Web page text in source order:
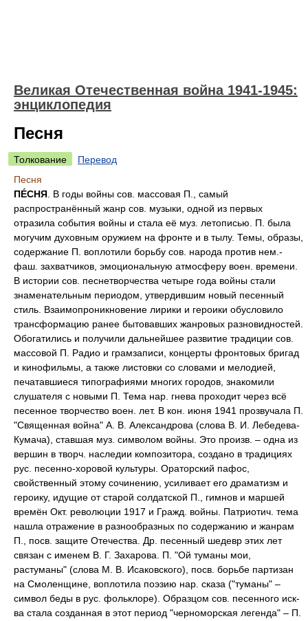
Великая Отечественная война 1941-1945:
энциклопедия
Песня
Толкование
Перевод
Песня
ПÉСНЯ . В годы войны сов. массовая П., самый
распространённый жанр сов. музыки, одной из первых
отразила события войны и стала её муз. летописью. П. была
могучим духовным оружием на фронте и в тылу. Темы, образы,
содержание П. воплотили борьбу сов. народа против нем.-
фаш. захватчиков, эмоциональную атмосферу воен. времени.
В истории сов. песнетворчества четыре года войны стали
знаменательным периодом, утвердившим новый песенный
стиль. Взаимопроникновение лирики и героики обусловило
трансформацию ранее бытовавших жанровых разновидностей.
Обогатились и получили дальнейшее развитие традиции сов.
массовой П. Радио и грамзаписи, концерты фронтовых бригад
и кинофильмы, а также листовки со словами и мелодией,
печатавшиеся типографиями многих городов, знакомили
слушателя с новыми П. Тема нар. гнева проходит через всё
песенное творчество воен. лет. В кон. июня 1941 прозвучала П.
"Священная война" А. В. Александрова (слова В. И. Лебедева-
Кумача), ставшая муз. символом войны. Это произв. – одна из
вершин в творч. наследии композитора, создано в традициях
рус. песенно-хоровой культуры. Ораторский пафос,
свойственный этому сочинению, усиливает его драматизм и
героику, идущие от старой солдатской П., гимнов и маршей
времён Οкт. революции 1917 и Гражд. войны. Патриотич. тема
нашла отражение в разнообразных по содержанию и жанрам
П., посв. защите Отечества. Др. песенный шедевр этих лет
связан с именем В. Г. Захарова. П. "Ой туманы мои,
растуманы" (слова М. В. Исаковского), посв. борьбе партизан
на Смоленщине, воплотила поэзию нар. сказа ("туманы" –
символ беды в рус. фольклоре). Образцом сов. песенного иск-
ва стала созданная в этот период "черноморская легенда" – П.